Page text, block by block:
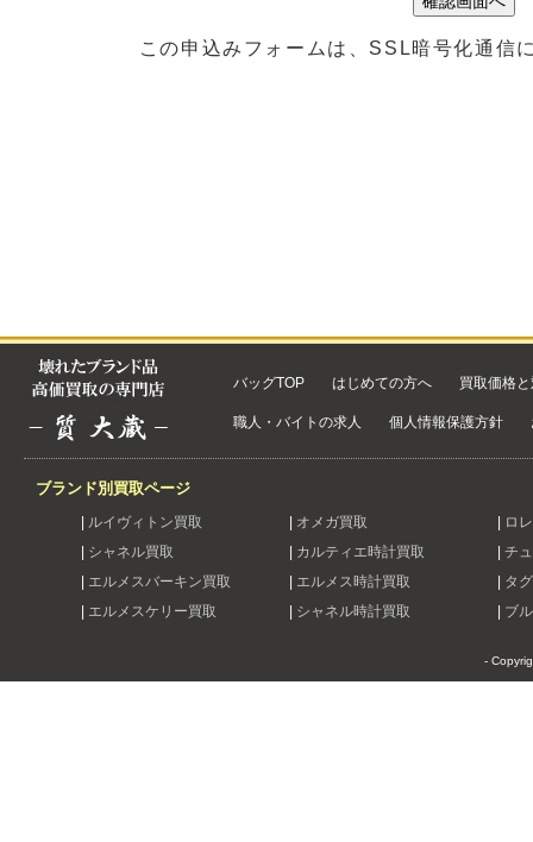
この申込みフォームは、SSL暗号化通信
バッグTOP はじめての方へ 買取価格
職人・バイトの求人 個人情報保護方針
ブランド別買取ページ
| ルイヴィトン買取
| シャネル買取
| エルメスバーキン買取
| エルメスケリー買取
| オメガ買取
| カルティエ時計買取
| エルメス時計買取
| シャネル時計買取
| ロ
| チ
| タ
| ブ
-